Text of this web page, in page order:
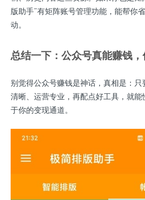
版助手”有矩阵账号管理功能，能帮你
动。
总结一下：公众号真能赚钱
别觉得公众号赚钱是神话，真相是：只
清晰、运营专业，再配点好工具，就能
于你的变现通道。